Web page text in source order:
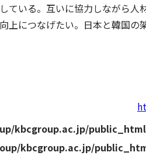
ている。互いに協力しながら
上につなげたい。日本と韓国
kbcgroup.ac.jp/
kbcgroup.ac.jp/